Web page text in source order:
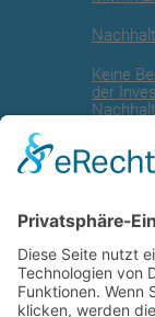
Keine
der